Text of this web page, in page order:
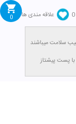
0
علاقه مندی ها
0